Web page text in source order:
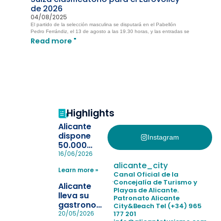
de 2026
04/08/2025
El partido de la selección masculina se disputará en el Pabellón
Pedro Ferrándiz, el 13 de agosto a las 19.30 horas, y las entradas se
Read more "
Highlights
Alicante
dispone
50.000
pulseras
la
pérdida de niños
en las
playas y
realiza con
16/06/2026
Learn more »
Alicante
lleva su
gastronomía
a Madrid
20/05/2026
Instagram
alicante_city
Canal Oficial de la
Concejalía de Turismo y
Playas de Alicante.
Patronato Alicante
City&Beach Tel (+34) 965
177 201